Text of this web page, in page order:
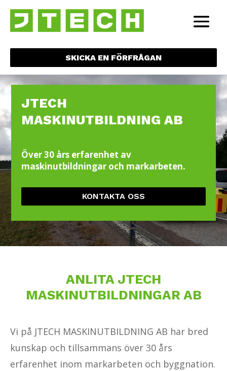
SKICKA EN FÖRFRÅGAN
JTECH
MASKINUTBILDNING AB
Över 30 års erfarenhet av
maskinutbildningar och markarbeten.
KONTAKTA OSS
ANLITA JTECH
MASKINUTBILDNINGAR AB
Vi på JTECH MASKINUTBILDNING AB har bred
kunskap och tillsammans över 30 års
erfarenhet inom markarbeten och byggnation.